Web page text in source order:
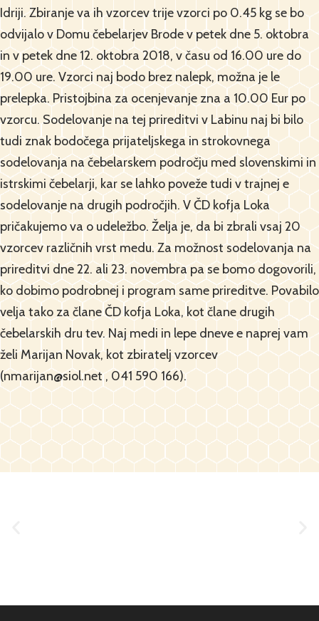
Idriji. Zbiranje va ih vzorcev trije vzorci po 0.45 kg se bo
odvijalo v Domu čebelarjev Brode v petek dne 5. oktobra
in v petek dne 12. oktobra 2018, v času od 16.00 ure do
19.00 ure. Vzorci naj bodo brez nalepk, možna je le
prelepka. Pristojbina za ocenjevanje zna a 10.00 Eur po
vzorcu. Sodelovanje na tej prireditvi v Labinu naj bi bilo
tudi znak bodočega prijateljskega in strokovnega
sodelovanja na čebelarskem področju med slovenskimi in
istrskimi čebelarji, kar se lahko poveže tudi v trajnej e
sodelovanje na drugih področjih. V ČD kofja Loka
pričakujemo va o udeležbo. Želja je, da bi zbrali vsaj 20
vzorcev različnih vrst medu. Za možnost sodelovanja na
prireditvi dne 22. ali 23. novembra pa se bomo dogovorili,
ko dobimo podrobnej i program same prireditve. Povabilo
velja tako za člane ČD kofja Loka, kot člane drugih
čebelarskih dru tev. Naj medi in lepe dneve e naprej vam
želi Marijan Novak, kot zbiratelj vzorcev
(nmarijan@siol.net , 041 590 166).